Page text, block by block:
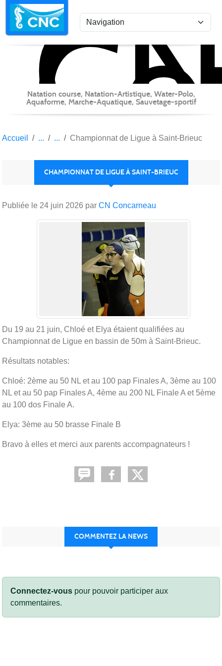
Natation course, Natation-Artistique, Water-Polo,
Aquaforme, Marche-Aquatique, Sauvetage-sportif
Accueil Championnat de Ligue à Saint-Brieuc
CHAMPIONNAT DE LIGUE À SAINT-BRIEUC
Publiée le 24 juin 2026 par CN Concarneau
Du 19 au 21 juin, Chloé et Elya étaient qualifiées au
Championnat de Ligue en bassin de 50m à Saint-Brieuc.
Résultats notables:
Chloé: 2ème au 50 NL et au 100 pap Finales A, 3ème au 100
NL et au 50 pap Finales A, 4ème au 200 NL Finale A et 5ème
au 100 dos Finale A.
Elya: 3ème au 50 brasse Finale B
Bravo à elles et merci aux parents accompagnateurs !
COMMENTEZ LA NEWS
Connectez-vous pour pouvoir participer aux
commentaires.
Panneau de gestion des cookies